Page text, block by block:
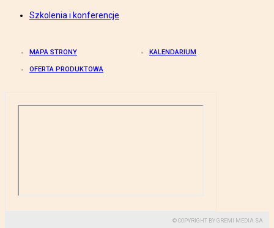
Szkolenia i konferencje
MAPA STRONY KALENDARIUM
OFERTA PRODUKTOWA
© COPYRIGHT BY GREMI MEDIA SA